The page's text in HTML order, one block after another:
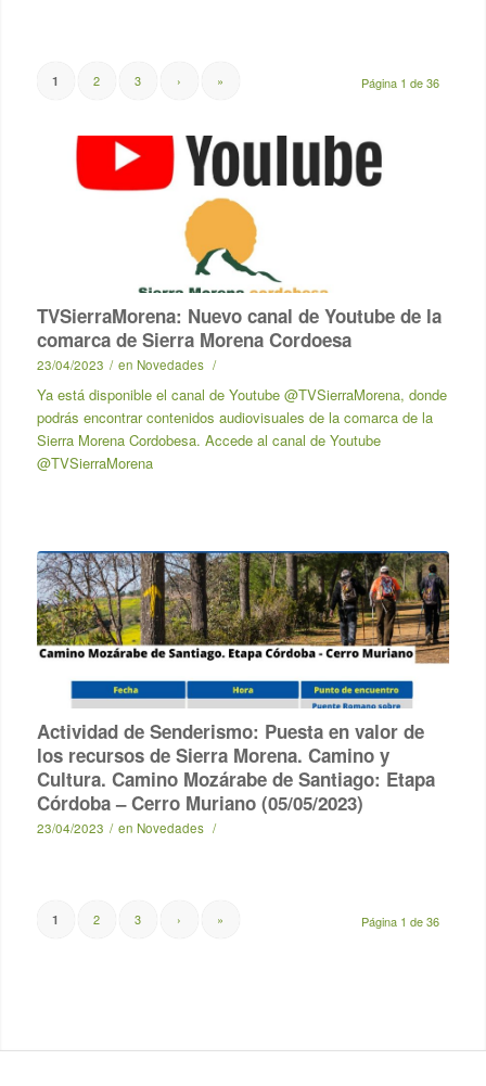
Página 1 de 36
1 2 3 › »
TVSierraMorena: Nuevo canal de Youtube de la
comarca de Sierra Morena Cordoesa
23/04/2023 / en Novedades /
Ya está disponible el canal de Youtube @TVSierraMorena, donde
podrás encontrar contenidos audiovisuales de la comarca de la
Sierra Morena Cordobesa. Accede al canal de Youtube
@TVSierraMorena
Actividad de Senderismo: Puesta en valor de
los recursos de Sierra Morena. Camino y
Cultura. Camino Mozárabe de Santiago: Etapa
Córdoba – Cerro Muriano (05/05/2023)
23/04/2023 / en Novedades /
Página 1 de 36
1 2 3 › »